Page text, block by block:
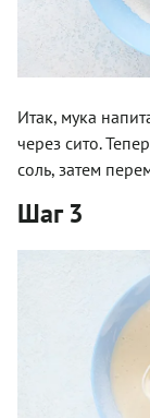
Итак, мука
через сито.
соль, затем
Шаг 3